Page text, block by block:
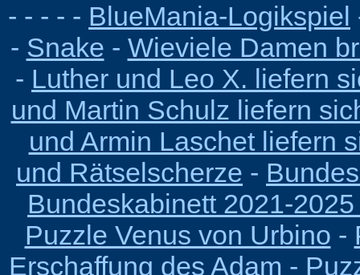
- - - - - BlueMania-Logikspiel
- Snake - Wieviele Damen
- Luther und Leo X. liefern
und Martin Schulz liefern
und Armin Laschet liefern
und Rätselscherze -
Bundeskabinett 2021-
Puzzle Venus von Urbino -
Erschaffung des Adam -